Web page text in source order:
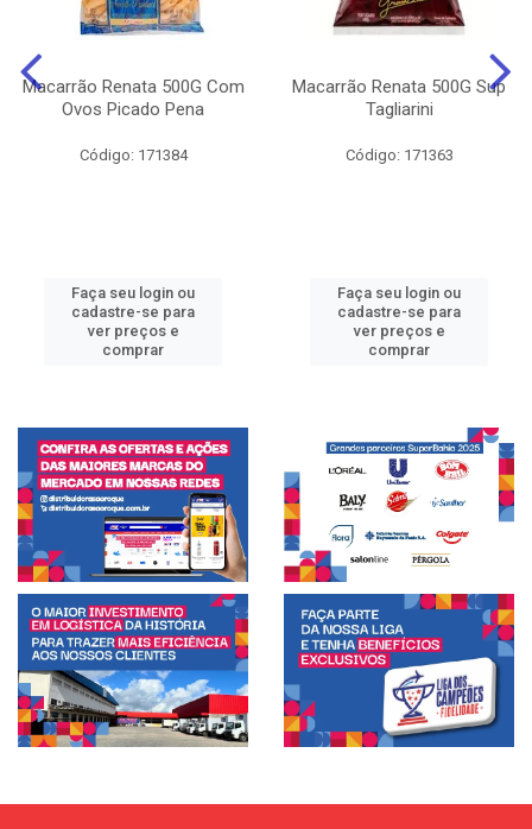
Macarrão Renata 500G Com
Ovos Picado Pena
Código: 171384
Faça seu login ou
cadastre-se para
ver preços e
comprar
Macarrão Renata 500G Sup
Tagliarini
Código: 171363
Faça seu login ou
cadastre-se para
ver preços e
comprar